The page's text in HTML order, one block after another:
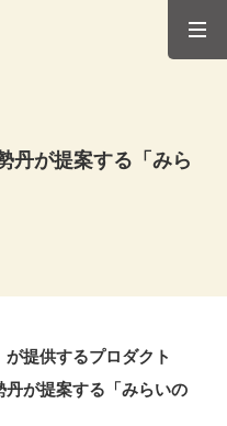
丹が提案する「みら
提供するプロダクト
丹が提案する「みらいの